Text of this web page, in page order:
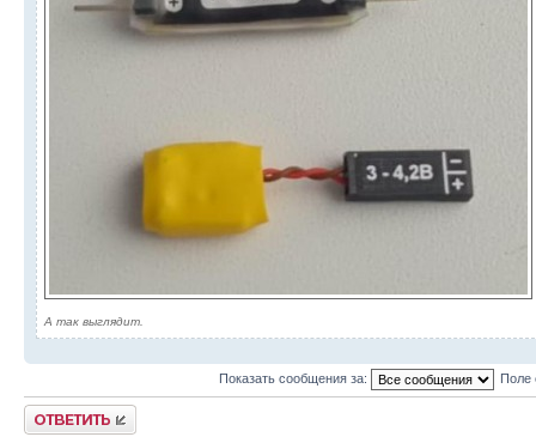
А так выглядит.
Показать сообщения за: Поле
Ответить